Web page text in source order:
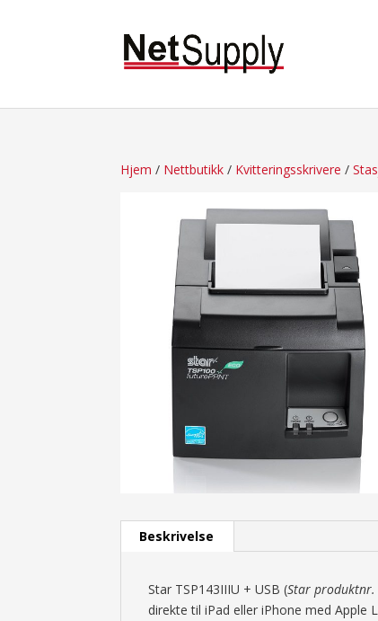
Hjem / Nettbutikk / Kvitteringsskrivere /
Beskrivelse
Star TSP143IIIU + USB (Star
direkte til iPad eller iPhone med Apple